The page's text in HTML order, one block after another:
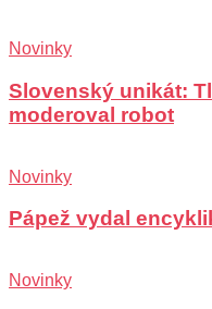
Novinky
Slovenský unikát:
moderoval robot
Novinky
Pápež vydal
Novinky